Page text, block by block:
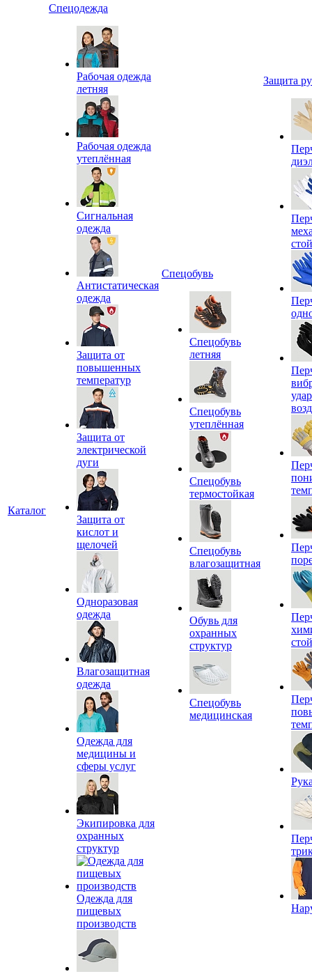
Каталог
Спецодежда
Рабочая одежда
летняя
Рабочая одежда
утеплённая
Сигнальная
одежда
Антистатическая
одежда
Защита от
повышенных
температур
Защита от
электрической
дуги
Защита от
кислот и
щелочей
Одноразовая
одежда
Влагозащитная
одежда
Одежда для
медицины и
сферы услуг
Экипировка для
охранных
структур
Одежда для
пищевых
производств
Спецобувь
Спецобувь
летняя
Спецобувь
утеплённая
Спецобувь
термостойкая
Спецобувь
влагозащитная
Обувь для
охранных
структур
Спецобувь
медицинская
Защита